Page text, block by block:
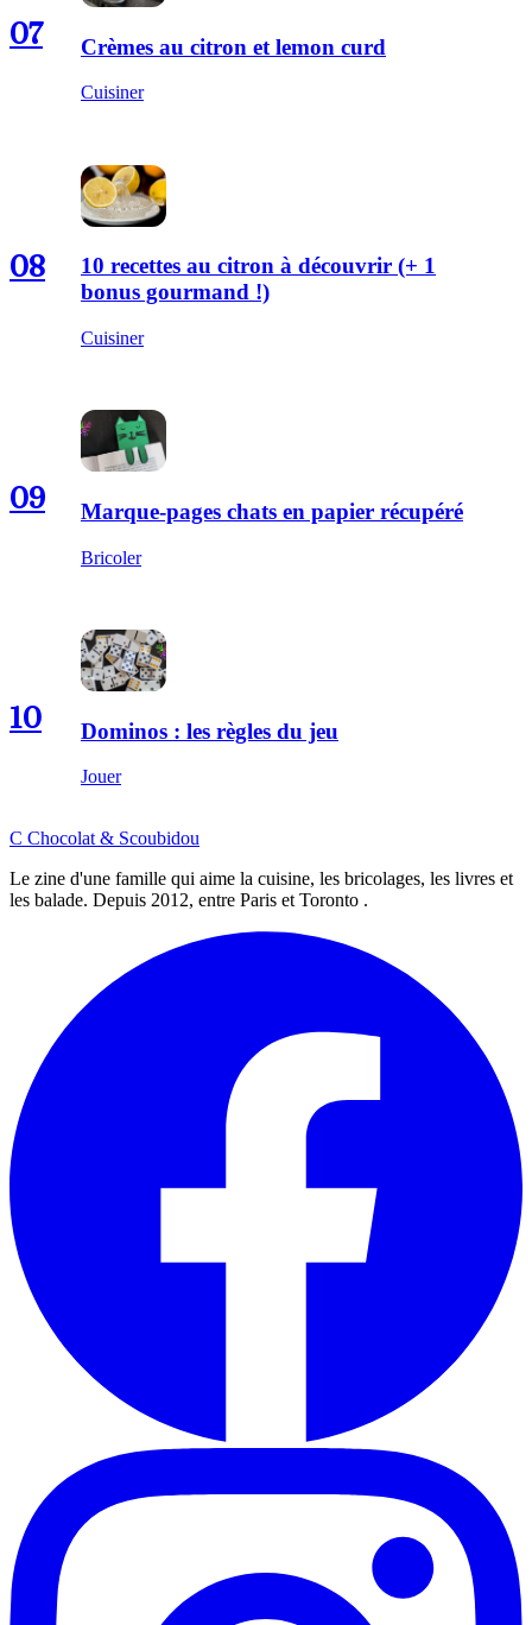
07 Crèmes au citron et lemon curd
Cuisiner
08
10 recettes au citron à découvrir (+ 1
bonus gourmand !)
Cuisiner
09 Marque-pages chats en papier récupéré
Bricoler
10 Dominos : les règles du jeu
Jouer
C Chocolat & Scoubidou
Le zine d'une famille qui aime la cuisine, les bricolages, les livres et
les balade. Depuis 2012, entre Paris et Toronto .